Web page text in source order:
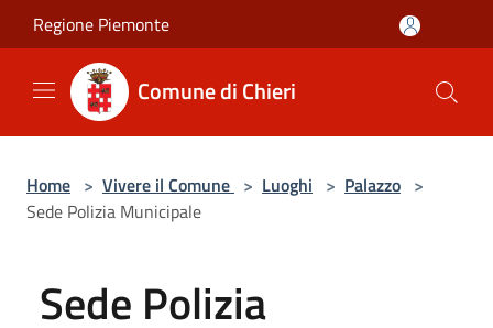
Salta al contenuto principale
Regione Piemonte
Comune di Chieri
Home > Vivere il Comune > Luoghi > Palazzo >
Sede Polizia Municipale
Sede Polizia